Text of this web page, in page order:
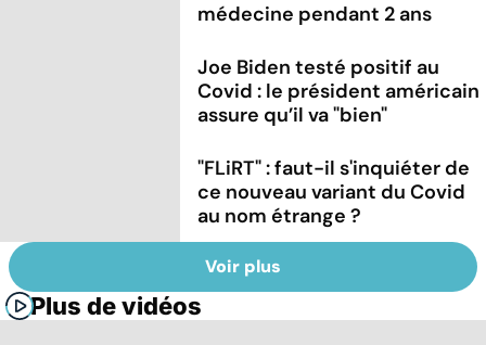
médecine pendant 2 ans
Joe Biden testé positif au
Covid : le président américain
assure qu’il va "bien"
"FLiRT" : faut-il s'inquiéter de
ce nouveau variant du Covid
au nom étrange ?
Voir plus
Plus de vidéos